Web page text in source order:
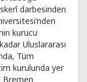
darbesinden
kurucu
Uluslararası
Tüm
kurulunda yer
Bremen